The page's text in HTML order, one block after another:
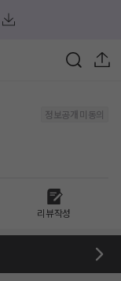
정보공개 미동의
리뷰작성